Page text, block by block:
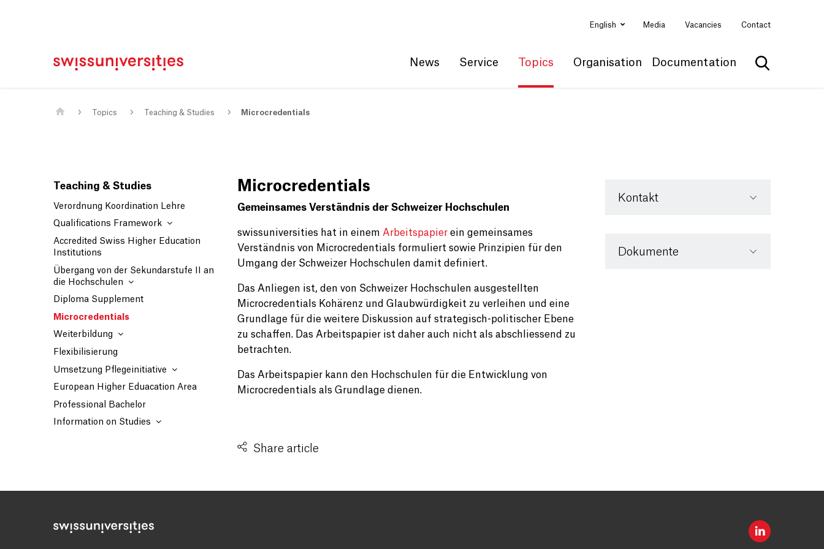
Sitemap
English Media Vacancies Contact
News Service Topics Organisation Documentation
Show search
Topics Teaching & Studies Microcredentials
Teaching & Studies
Verordnung Koordination Lehre
Qualifications Framework
Accredited Swiss Higher Education
Institutions
Übergang von der Sekundarstufe II an
die Hochschulen
Diploma Supplement
Microcredentials
Weiterbildung
Flexibilisierung
Umsetzung Pflegeinitiative
European Higher Eduacation Area
Professional Bachelor
Information on Studies
Microcredentials
Gemeinsames Verständnis der Schweizer Hochschulen
swissuniversities hat in einem Arbeitspapier ein gemeinsames
Verständnis von Microcredentials formuliert sowie Prinzipien für den
Umgang der Schweizer Hochschulen damit definiert.
Das Anliegen ist, den von Schweizer Hochschulen ausgestellten
Microcredentials Kohärenz und Glaubwürdigkeit zu verleihen und eine
Grundlage für die weitere Diskussion auf strategisch-politischer Ebene
zu schaffen. Das Arbeitspapier ist daher auch nicht als abschliessend zu
betrachten.
Das Arbeitspapier kann den Hochschulen für die Entwicklung von
Microcredentials als Grundlage dienen.
Share article
Kontakt
Dokumente